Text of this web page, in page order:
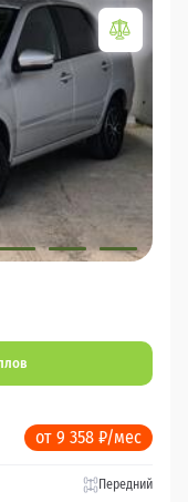
от 9 358 ₽/мес
Передний